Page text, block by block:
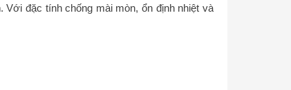
đặc tính chống mài mòn, ổn định nhiệt và